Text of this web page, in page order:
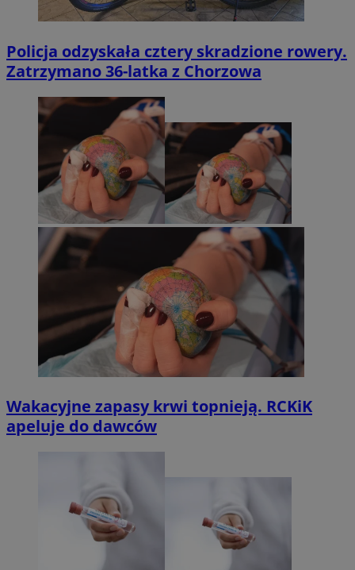
Policja odzyskała cztery skradzione rowery.
Zatrzymano 36-latka z Chorzowa
Wakacyjne zapasy krwi topnieją. RCKiK
apeluje do dawców